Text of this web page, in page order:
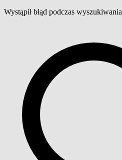
Wystąpił błąd podczas